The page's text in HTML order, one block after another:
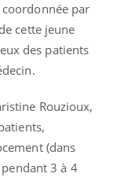
par
cette jeune
des patients
Rouzioux,
(dans
3 à 4